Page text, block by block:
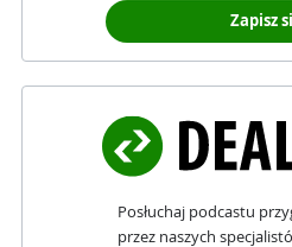
Zapisz
Posłuchaj podcastu
przez naszych